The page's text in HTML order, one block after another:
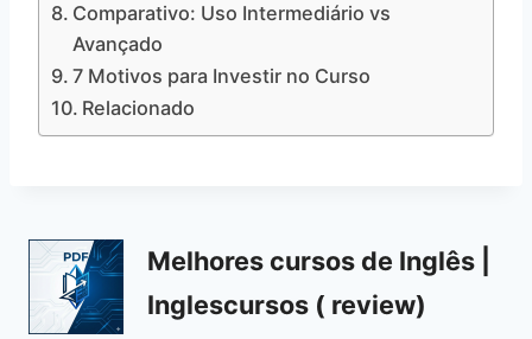
Comparativo: Uso Intermediário vs
Avançado
7 Motivos para Investir no Curso
Relacionado
Melhores cursos de Inglês |
Inglescursos ( review)